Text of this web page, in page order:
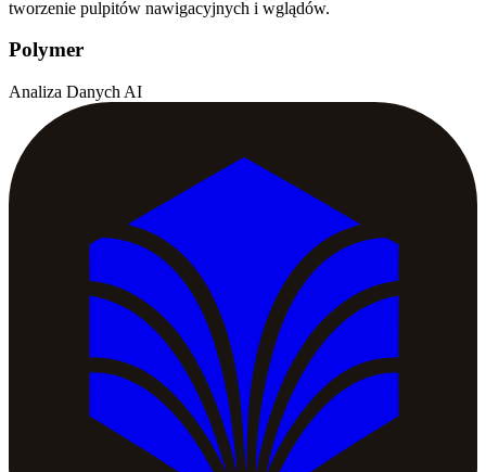
tworzenie pulpitów nawigacyjnych i wglądów.
Polymer
Analiza Danych AI